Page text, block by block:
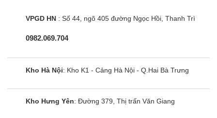
VPGD HN : Số 44, ngõ 405 đường Ngọc Hồi, Thanh Trì
0982.069.704
Kho Hà Nội: Kho K1 - Cảng Hà Nội - Q.Hai Bà Trưng
Kho Hưng Yên: Đường 379, Thị trấn Văn Giang